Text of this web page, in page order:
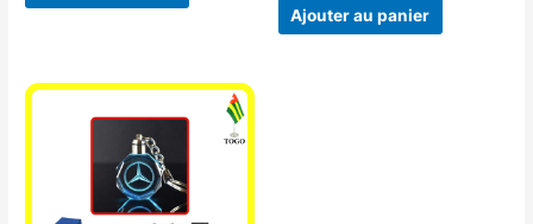
Ajouter au panier